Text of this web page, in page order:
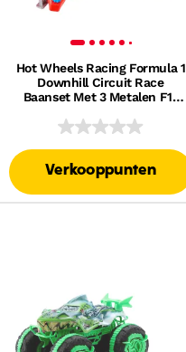
Hot Wheels Racing Formula 1
Downhill Circuit Race
Baanset Met 3 Metalen F1-
Verkooppunten